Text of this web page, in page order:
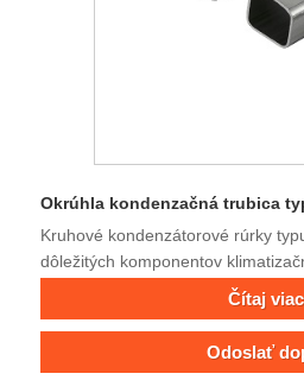
Okrúhla kondenzačná trubica
Kruhové kondenzátorové rúrky
dôležitých komponentov
Čítaj viac
Odoslať